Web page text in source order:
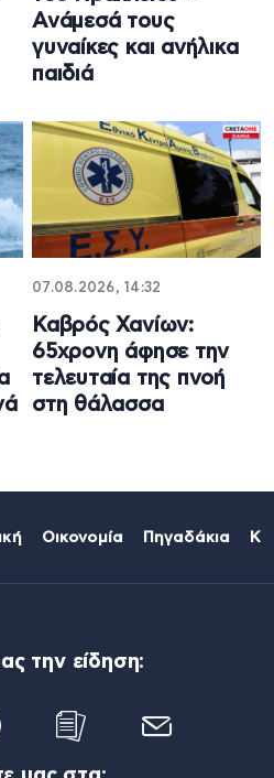
Ανάμεσά τους
γυναίκες και ανήλικα
παιδιά
07.08.2026, 14:32
Καβρός Χανίων:
65χρονη άφησε την
τελευταία της πνοή
στη θάλασσα
Οικονομία Πηγαδάκια
την είδηση: